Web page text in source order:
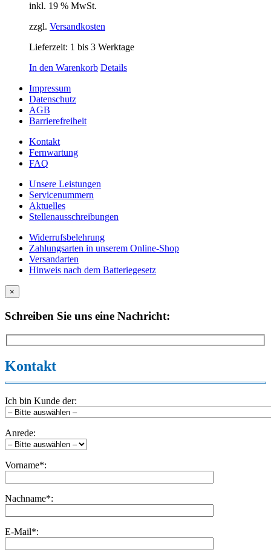
inkl. 19 % MwSt.
zzgl. Versandkosten
Lieferzeit: 1 bis 3 Werktage
In den Warenkorb Details
Impressum
Datenschutz
AGB
Barrierefreiheit
Kontakt
Fernwartung
FAQ
Unsere Leistungen
Servicenummern
Aktuelles
Stellenausschreibungen
Widerrufsbelehrung
Zahlungsarten in unserem Online-Shop
Versandarten
Hinweis nach dem Batteriegesetz
×
Schreiben Sie uns eine Nachricht:
Kontakt
Ich bin Kunde der:
Anrede:
Vorname*:
Nachname*:
E-Mail*: